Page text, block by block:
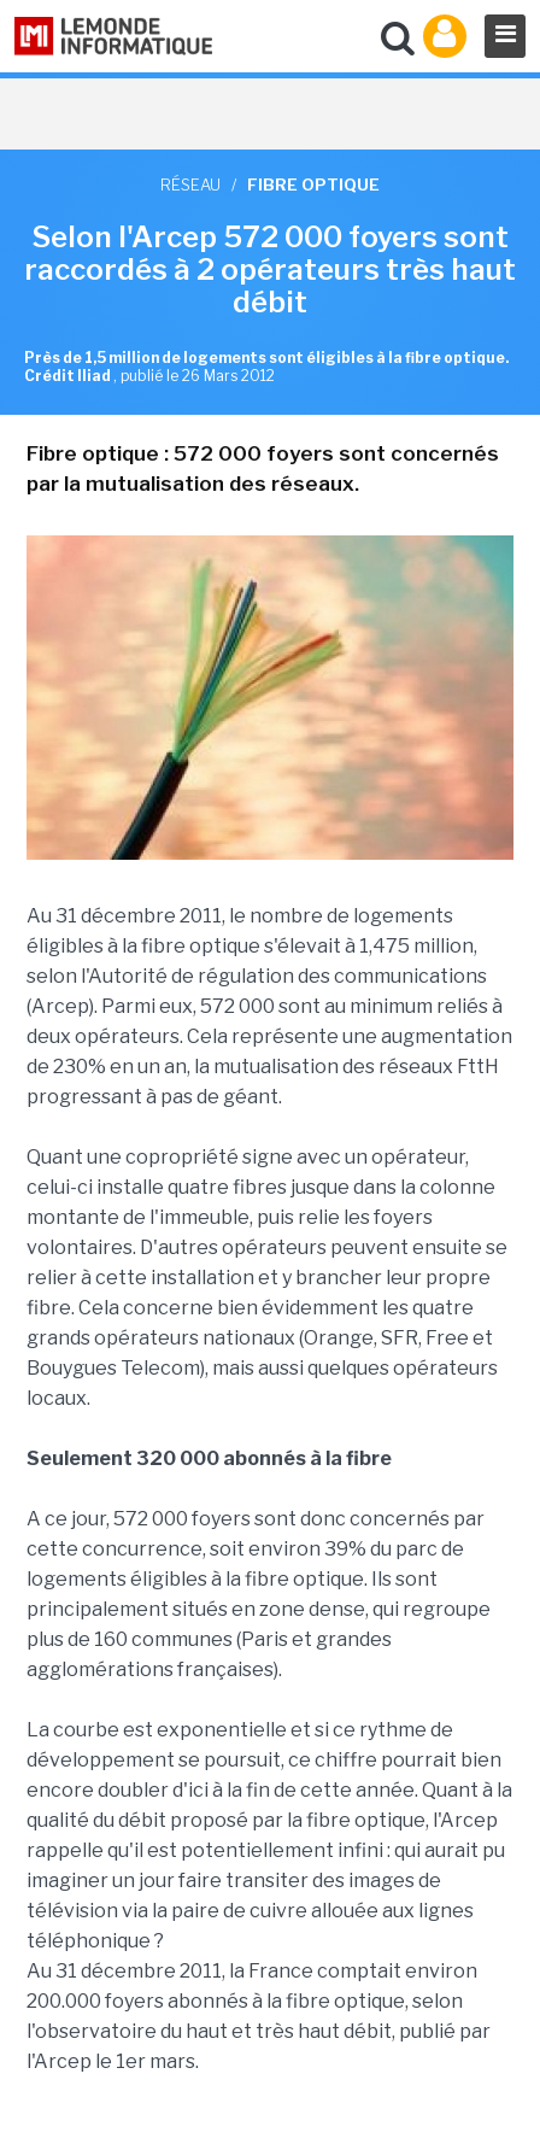
RÉSEAU / FIBRE OPTIQUE
Selon l'Arcep 572 000 foyers sont
raccordés à 2 opérateurs très haut
débit
Près de 1,5 million de logements sont éligibles à la fibre optique.
Crédit Iliad , publié le 26 Mars 2012
Fibre optique : 572 000 foyers sont concernés
par la mutualisation des réseaux.
Au 31 décembre 2011, le nombre de logements
éligibles à la fibre optique s'élevait à 1,475 million,
selon l'Autorité de régulation des communications
(Arcep). Parmi eux, 572 000 sont au minimum reliés à
deux opérateurs. Cela représente une augmentation
de 230% en un an, la mutualisation des réseaux FttH
progressant à pas de géant.
Quant une copropriété signe avec un opérateur,
celui-ci installe quatre fibres jusque dans la colonne
montante de l'immeuble, puis relie les foyers
volontaires. D'autres opérateurs peuvent ensuite se
relier à cette installation et y brancher leur propre
fibre. Cela concerne bien évidemment les quatre
grands opérateurs nationaux (Orange, SFR, Free et
Bouygues Telecom), mais aussi quelques opérateurs
locaux.
Seulement 320 000 abonnés à la fibre
A ce jour, 572 000 foyers sont donc concernés par
cette concurrence, soit environ 39% du parc de
logements éligibles à la fibre optique. Ils sont
principalement situés en zone dense, qui regroupe
plus de 160 communes (Paris et grandes
agglomérations françaises).
La courbe est exponentielle et si ce rythme de
développement se poursuit, ce chiffre pourrait bien
encore doubler d'ici à la fin de cette année. Quant à la
qualité du débit proposé par la fibre optique, l'Arcep
rappelle qu'il est potentiellement infini : qui aurait pu
imaginer un jour faire transiter des images de
télévision via la paire de cuivre allouée aux lignes
téléphonique ?
Au 31 décembre 2011, la France comptait environ
200.000 foyers abonnés à la fibre optique, selon
l'observatoire du haut et très haut débit, publié par
l'Arcep le 1er mars.